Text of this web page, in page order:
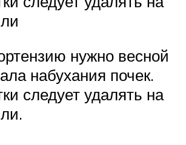
нужно весной
набухания почек.
следует удалять на